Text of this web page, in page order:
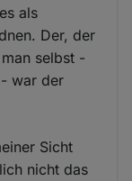
als
Der, der
selbst -
war der
Sicht
nicht das